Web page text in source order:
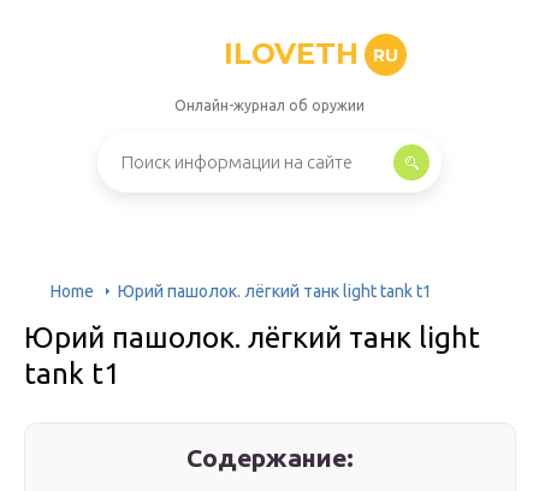
ILOVETH RU
Онлайн-журнал об оружии
Home Юрий пашолок. лёгкий танк light tank t1
Юрий пашолок. лёгкий танк light
tank t1
Содержание: